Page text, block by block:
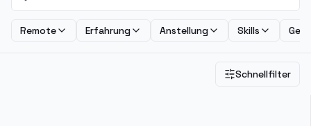
Remote Erfahrung Anstellung Skills
Schnellfilter